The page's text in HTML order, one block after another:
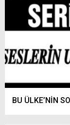
BU ÜLKE’NİN